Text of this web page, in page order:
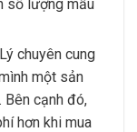
số lượng mẫu
chuyên cung
một sản
Bên cạnh đó,
hơn khi mua